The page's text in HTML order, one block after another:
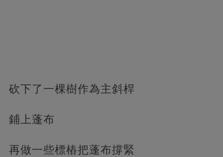
砍下了一棵樹作為主斜桿
鋪上蓬布
再做一些標樁把蓬布撐緊